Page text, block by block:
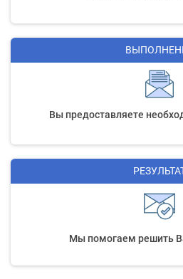
Вы предоставляете
Мы помогаем решить